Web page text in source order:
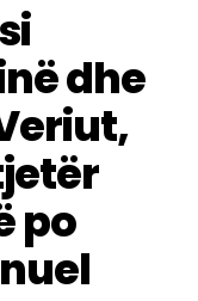
dhe
po